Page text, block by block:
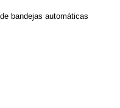
bandejas automáticas